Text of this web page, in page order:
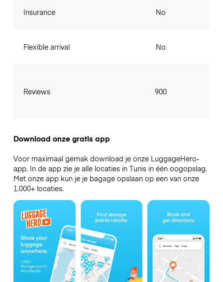
Insurance
Flexible arrival
Reviews
No
No
900
Download onze gratis app
Voor maximaal gemak download je onze LuggageHero-
app. In de app zie je alle locaties in Tunis in één oogopslag.
Met onze app kun je je bagage opslaan op een van onze
1.000+ locaties.